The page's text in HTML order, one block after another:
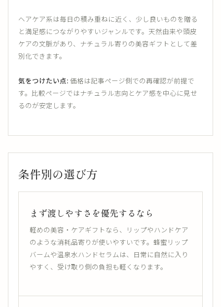
ヘアケア系は毎日の積み重ねに近く、少し良いものを贈る
と満足感につながりやすいジャンルです。天然由来や頭皮
ケアの文脈があり、ナチュラル寄りの美容ギフトとして差
別化できます。
気をつけたい点: 価格は記事ページ側での再確認が前提で
す。比較ページではナチュラル志向とケア感を中心に見せ
るのが安定します。
条件別の選び方
まず渡しやすさを優先するなら
軽めの美容・ケアギフトなら、リップやハンドケア
のような消耗品寄りが使いやすいです。蜂蜜リップ
バームや温泉水ハンドセラムは、日常に自然に入り
やすく、受け取り側の負担も軽くなります。